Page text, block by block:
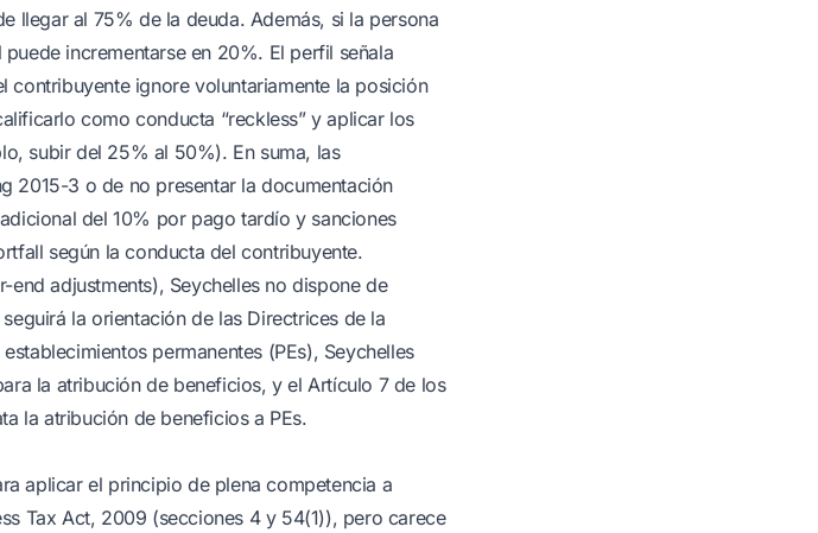
llegar al 75% de la deuda. Además, si la persona
incrementarse en 20%. El perfil señala
contribuyente ignore voluntariamente la posición
como conducta “reckless” y aplicar los
subir del 25% al 50%). En suma, las
2015-3 o de no presentar la documentación
del 10% por pago tardío y sanciones
según la conducta del contribuyente.
adjustments), Seychelles no dispone de
la orientación de las Directrices de la
permanentes (PEs), Seychelles
la atribución de beneficios, y el Artículo 7 de los
la atribución de beneficios a PEs.
aplicar el principio de plena competencia a
Tax Act, 2009 (secciones 4 y 54(1)), pero carece